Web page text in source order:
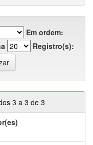
Em ordem:
Registro(s):
3 a 3 de 3